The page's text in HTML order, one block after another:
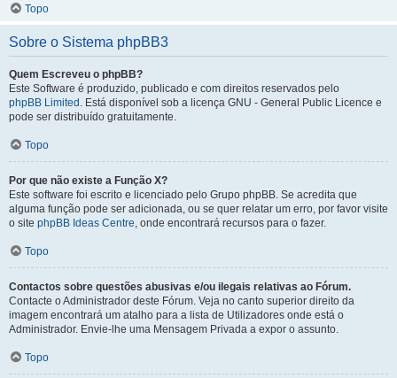
Topo
Sobre o Sistema phpBB3
Quem Escreveu o phpBB?
Este Software é produzido, publicado e com direitos reservados pelo
phpBB Limited . Está disponível sob a licença GNU - General Public Licence e
pode ser distribuído gratuitamente.
Topo
Por que não existe a Função X?
Este software foi escrito e licenciado pelo Grupo phpBB. Se acredita que
alguma função pode ser adicionada, ou se quer relatar um erro, por favor visite
o site phpBB Ideas Centre, onde encontrará recursos para o fazer.
Topo
Contactos sobre questões abusivas e/ou ilegais relativas ao Fórum.
Contacte o Administrador deste Fórum. Veja no canto superior direito da
imagem encontrará um atalho para a lista de Utilizadores onde está o
Administrador. Envie-lhe uma Mensagem Privada a expor o assunto.
Topo